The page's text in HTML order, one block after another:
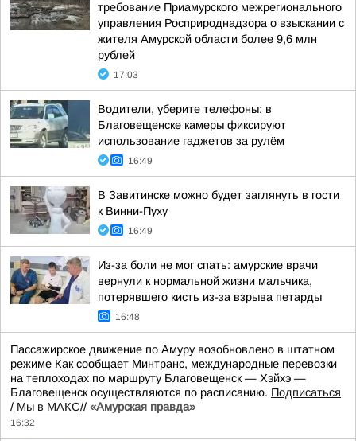
требование Приамурского межрегионального
управления Росприроднадзора о взыскании с
жителя Амурской области более 9,6 млн
рублей
17:03
Водители, уберите телефоны: в
Благовещенске камеры фиксируют
использование гаджетов за рулём
16:49
В Завитинске можно будет заглянуть в гости
к Винни-Пуху
16:49
Из-за боли не мог спать: амурские врачи
вернули к нормальной жизни мальчика,
потерявшего кисть из-за взрыва петарды
16:48
Пассажирское движение по Амуру возобновлено в штатном
режиме Как сообщает Минтранс, международные перевозки
на теплоходах по маршруту Благовещенск — Хэйхэ —
Благовещенск осуществляются по расписанию. Подписаться
/ Мы в МАКС// «Амурская правда»
16:32